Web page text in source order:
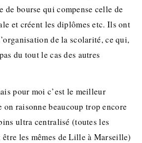
de bourse qui compense celle de
et créent les diplômes etc. Ils ont
de la scolarité, ce qui,
du tout le cas des autres
pour moi c’est le meilleur
on raisonne beaucoup trop encore
ultra centralisé (toutes les
les mêmes de Lille à Marseille)